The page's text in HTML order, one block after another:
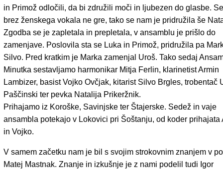
in Primož odločili, da bi združili moči in ljubezen do glasbe.
brez ženskega vokala ne gre, tako se nam je pridružila še
Zgodba se je zapletala in prepletala, v ansamblu je prišlo do
zamenjave. Poslovila sta se Luka in Primož, pridružila pa
Silvo. Pred kratkim je Marka zamenjal Uroš. Tako sedaj
Minutka sestavljamo harmonikar Mitja Ferlin, klarinetist Armin
Lambizer, basist Vojko Ovčjak, kitarist Silvo Brgles, trobentač
Paščinski ter pevka Natalija Prikeržnik.
Prihajamo iz Koroške, Savinjske ter Štajerske. Sedež in vaje
ansambla potekajo v Lokovici pri Šoštanju, od koder prihajata
in Vojko.
V samem začetku nam je bil s svojim strokovnim znanjem v
Matej Mastnak. Znanje in izkušnje je z nami podelil tudi Igor